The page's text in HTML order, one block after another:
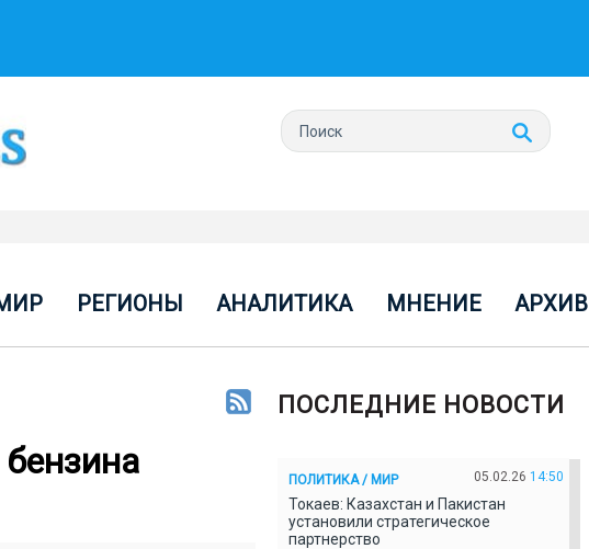
РЕГИОНЫ АНАЛИТИКА МНЕНИЕ АРХИВ
ПОСЛЕДНИЕ НОВОСТИ
ПОЛИТИКА / МИР 05.02.26 14:50
Токаев: Казахстан и Пакистан
установили стратегическое
партнерство